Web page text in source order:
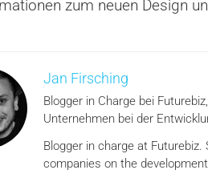
zum neuen Design
Jan Firsching
Blogger in Charge bei
Unternehmen bei der
Blogger in charge at
companies on the